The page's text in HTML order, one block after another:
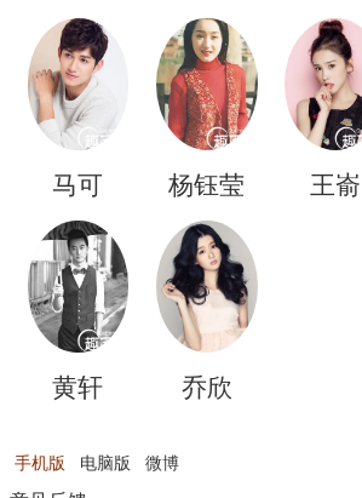
扎
马可 杨钰莹 王嵛
黄轩 乔欣
手机版 电脑版 微博